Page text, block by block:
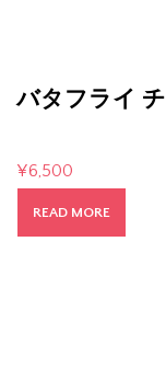
バタフライ
¥6,500
READ MORE